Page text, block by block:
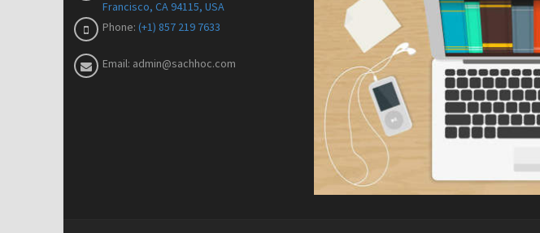
Francisco, CA 94115, USA
Phone: (+1) 857 219 7633
Email: admin@sachhoc.com